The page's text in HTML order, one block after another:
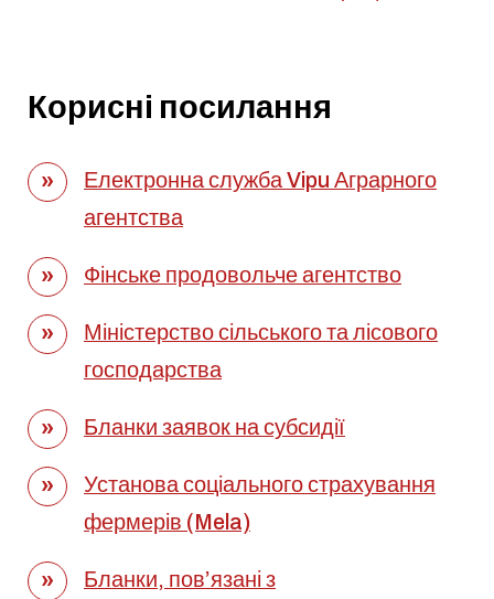
Корисні посилання
Електронна служба Vipu Аграрного
агентства
Фінське продовольче агентство
Міністерство сільського та лісового
господарства
Бланки заявок на субсидії
Установа соціального страхування
фермерів (Mela)
Бланки, пов’язані з